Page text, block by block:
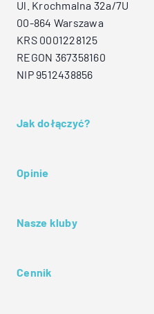
Ul. Krochmalna 32a/7U
00-864 Warszawa
KRS 0001228125
REGON 367358160
NIP 9512438856
Jak dołączyć?
Opinie
Nasze kluby
Cennik